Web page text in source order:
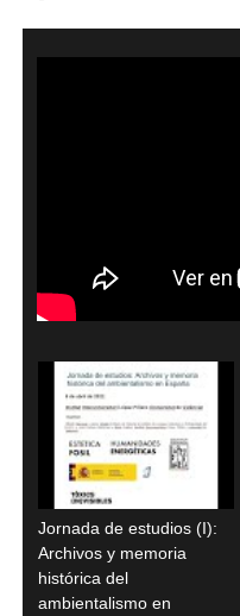
Jornada de estudios (I):
Archivos y memoria
histórica del
ambientalismo en